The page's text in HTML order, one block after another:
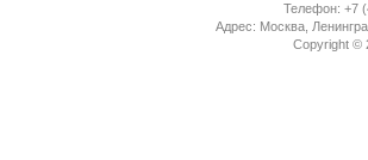
Телефон: +7
Адрес: Москва,
Copyright ©